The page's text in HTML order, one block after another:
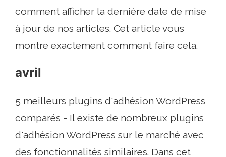
comment afficher la dernière date de mise
à jour de nos articles. Cet article vous
montre exactement comment faire cela.
avril
5 meilleurs plugins d'adhésion WordPress
comparés - Il existe de nombreux plugins
d'adhésion WordPress sur le marché avec
des fonctionnalités similaires. Dans cet